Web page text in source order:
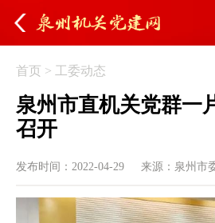
首页 > 工委动态
泉州市直机关党群一
召开
发布时间：2022-04-29 来源：泉州市